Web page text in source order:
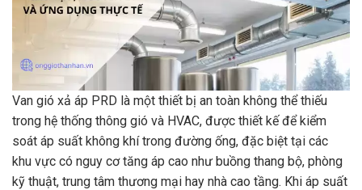
Van gió xả áp PRD là một thiết bị an toàn không thể thiếu
trong hệ thống thông gió và HVAC, được thiết kế để kiểm
soát áp suất không khí trong đường ống, đặc biệt tại các
khu vực có nguy cơ tăng áp cao như buồng thang bộ, phòng
kỹ thuật, trung tâm thương mại hay nhà cao tầng. Khi áp suất